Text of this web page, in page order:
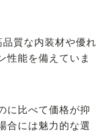
質な内装材や優れ
性能を備えていま
に比べて価格が抑
合には魅力的な選